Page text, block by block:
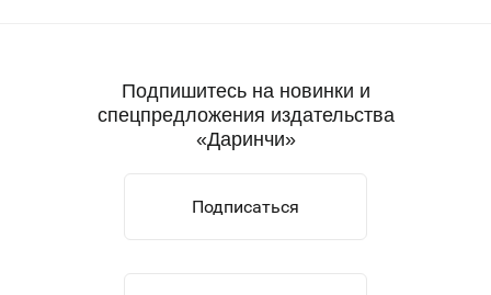
Подпишитесь на новинки и
спецпредложения издательства
«Даринчи»
Подписаться